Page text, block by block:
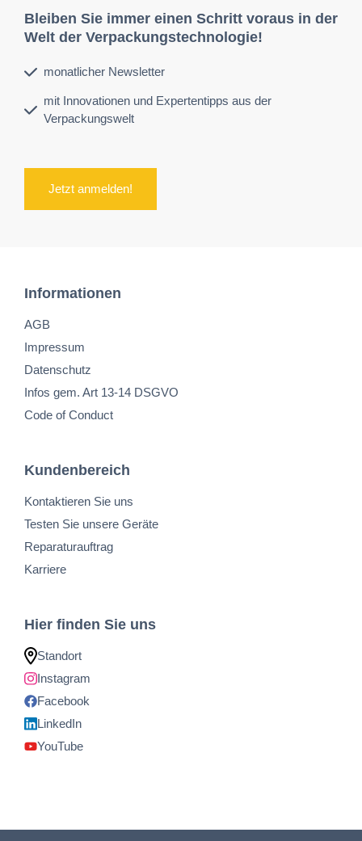
Bleiben Sie immer einen Schritt voraus in der
Welt der Verpackungstechnologie!
monatlicher Newsletter
mit Innovationen und Expertentipps aus der
Verpackungswelt
Jetzt anmelden!
Informationen
AGB
Impressum
Datenschutz
Infos gem. Art 13-14 DSGVO
Code of Conduct
Kundenbereich
Kontaktieren Sie uns
Testen Sie unsere Geräte
Reparaturauftrag
Karriere
Hier finden Sie uns
Standort
Instagram
Facebook
LinkedIn
YouTube